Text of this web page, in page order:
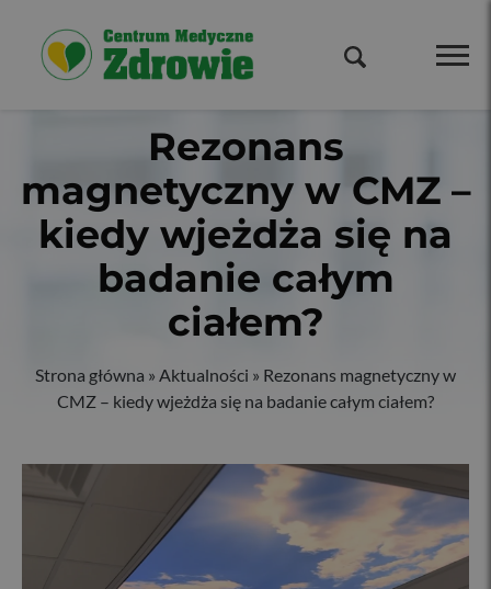
Rezonans
magnetyczny w CMZ –
kiedy wjeżdża się na
badanie całym
ciałem?
Strona główna » Aktualności » Rezonans magnetyczny w
CMZ – kiedy wjeżdża się na badanie całym ciałem?